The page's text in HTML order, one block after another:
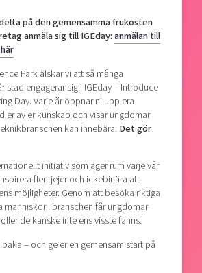
på den gemensamma frukosten
anmäla sig till IGEday:anmälan till
Park älskar vi att så många
stad engagerar sig i IGEday – Introduce
Day. Varje år öppnar ni upp era
er av er kunskap och visar ungdomar
kan innebära. Det gör
initiativ som äger rum varje vår
fler tjejer och ickebinära att
möjligheter. Genom att besöka riktiga
i branschen får ungdomar
de kanske inte ens visste fanns.
– och ge er en gemensam start på